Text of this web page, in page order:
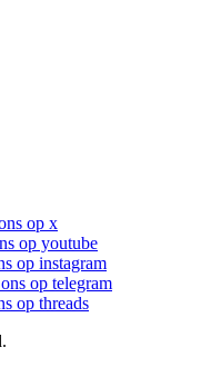
op x
op youtube
op instagram
op telegram
op threads